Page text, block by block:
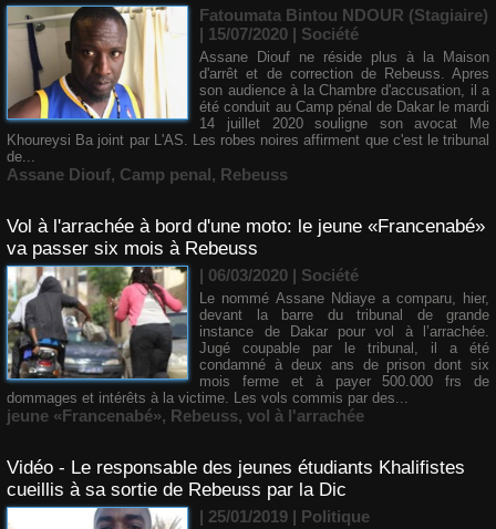
Fatoumata Bintou NDOUR (Stagiaire)
| 15/07/2020 | Société
Assane Diouf ne réside plus à la Maison
d'arrêt et de correction de Rebeuss. Apres
son audience à la Chambre d'accusation, il a
été conduit au Camp pénal de Dakar le mardi
14 juillet 2020 souligne son avocat Me
Khoureysi Ba joint par L'AS. Les robes noires affirment que c'est le tribunal
de...
Assane Diouf, Camp penal, Rebeuss
Vol à l'arrachée à bord d'une moto: le jeune «Francenabé»
va passer six mois à Rebeuss
| 06/03/2020 | Société
​Le nommé Assane Ndiaye a comparu, hier,
devant la barre du tribunal de grande
instance de Dakar pour vol à l’arrachée.
Jugé coupable par le tribunal, il a été
condamné à deux ans de prison dont six
mois ferme et à payer 500.000 frs de
dommages et intérêts à la victime. Les vols commis par des...
jeune «Francenabé», Rebeuss, vol à l'arrachée
Vidéo - Le responsable des jeunes étudiants Khalifistes
cueillis à sa sortie de Rebeuss par la Dic
| 25/01/2019 | Politique